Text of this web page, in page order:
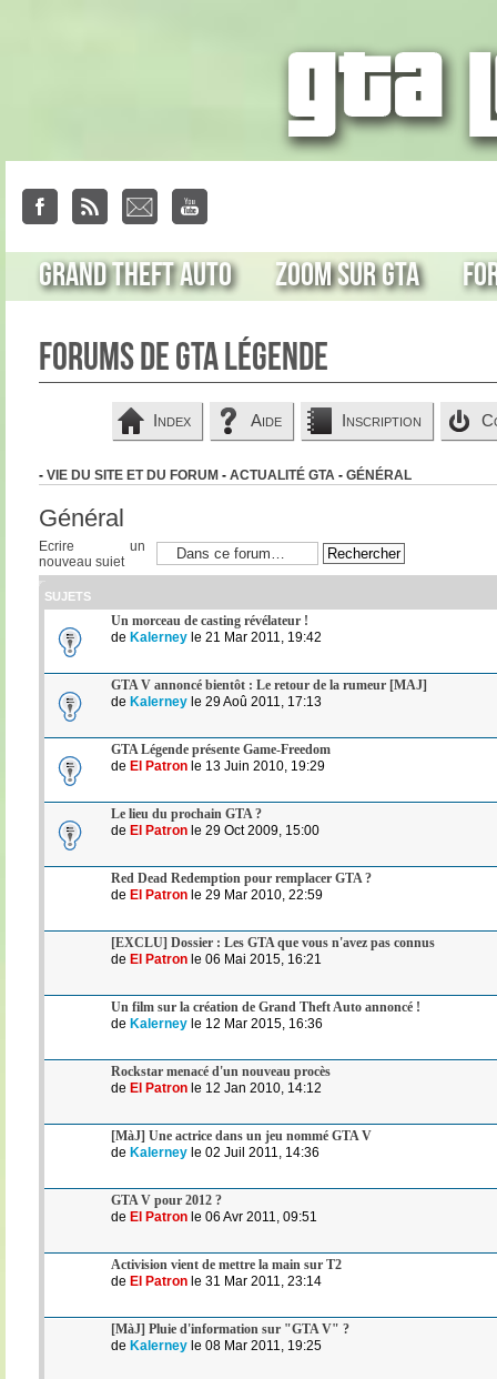
Grand Theft Auto Zoom sur GTA
Forums de GTA Légende
Index Aide Inscription
- VIE DU SITE ET DU FORUM - ACTUALITÉ GTA - GÉNÉRAL
Général
Ecrire un
nouveau sujet
SUJETS
Un morceau de casting révélateur !
de Kalerneyle 21 Mar 2011, 19:42
GTA V annoncé bientôt : Le retour de la rumeur [MAJ]
de Kalerneyle 29 Aoû 2011, 17:13
GTA Légende présente Game-Freedom
de El Patronle 13 Juin 2010, 19:29
Le lieu du prochain GTA ?
de El Patronle 29 Oct 2009, 15:00
Red Dead Redemption pour remplacer GTA ?
de El Patronle 29 Mar 2010, 22:59
[EXCLU] Dossier : Les GTA que vous n'avez pas connus
de El Patronle 06 Mai 2015, 16:21
Un film sur la création de Grand Theft Auto annoncé !
de Kalerneyle 12 Mar 2015, 16:36
Rockstar menacé d'un nouveau procès
de El Patronle 12 Jan 2010, 14:12
[MàJ] Une actrice dans un jeu nommé GTA V
de Kalerneyle 02 Juil 2011, 14:36
GTA V pour 2012 ?
de El Patronle 06 Avr 2011, 09:51
Activision vient de mettre la main sur T2
de El Patronle 31 Mar 2011, 23:14
[MàJ] Pluie d'information sur "GTA V" ?
de Kalerneyle 08 Mar 2011, 19:25